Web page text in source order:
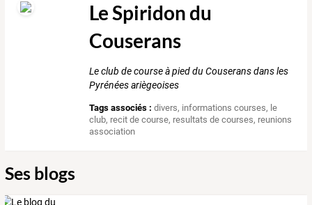
Le Spiridon du
Couserans
Le club de course à pied du Couserans dans les
Pyrénées ariègeoises
Tags associés : divers, informations courses, le
club, recit de course, resultats de courses, reunions
association
Ses blogs